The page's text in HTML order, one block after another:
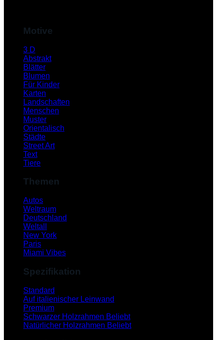
Motive
3 D
Abstrakt
Blätter
Blumen
Für Kinder
Karten
Landschaften
Menschen
Muster
Orientalisch
Städte
Street Art
Text
Tiere
Themen
Autos
Weltraum
Deutschland
Weltall
New York
Paris
Miami Vibes
Spezifikation
Standard
Auf italienischer Leinwand
Premium
Schwarzer Holzrahmen
Natürlicher Holzrahmen